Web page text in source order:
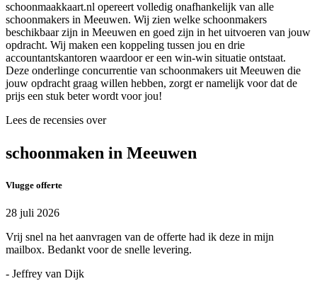
schoonmaakkaart.nl opereert volledig onafhankelijk van alle
schoonmakers in Meeuwen. Wij zien welke schoonmakers
beschikbaar zijn in Meeuwen en goed zijn in het uitvoeren van jouw
opdracht. Wij maken een koppeling tussen jou en drie
accountantskantoren waardoor er een win-win situatie ontstaat.
Deze onderlinge concurrentie van schoonmakers uit Meeuwen die
jouw opdracht graag willen hebben, zorgt er namelijk voor dat de
prijs een stuk beter wordt voor jou!
Lees de recensies over
schoonmaken in Meeuwen
Vlugge offerte
28 juli 2026
Vrij snel na het aanvragen van de offerte had ik deze in mijn
mailbox. Bedankt voor de snelle levering.
- Jeffrey van Dijk